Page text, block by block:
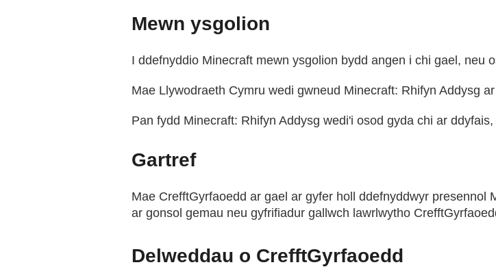
Mewn ysgolion
I ddefnyddio Minecraft mewn ysgolion bydd angen i chi gael, neu
Mae Llywodraeth Cymru wedi gwneud Minecraft: Rhifyn Addysg
Pan fydd Minecraft: Rhifyn Addysg wedi'i osod gyda chi ar
Gartref
Mae CrefftGyrfaoedd ar gael ar gyfer holl ddefnyddwyr
ar gonsol gemau neu gyfrifiadur gallwch lawrlwytho
Delweddau o CrefftGyrfaoedd